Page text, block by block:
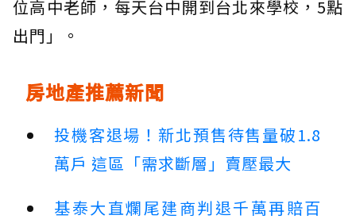
位高中老師，每天台中開到台北來學校，5點
出門」。
房地產推薦新聞
投機客退場！新北預售待售量破1.8
萬戶 這區「需求斷層」賣壓最大
基泰大直爛尾建商判退千萬再賠百